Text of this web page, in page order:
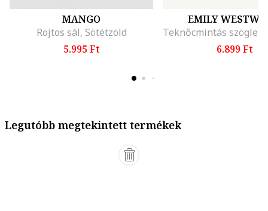
MANGO
Rojtos sál, Sötétzöld
5.995 Ft
EMILY
6.899 Ft
Legutóbb megtekintett termékek